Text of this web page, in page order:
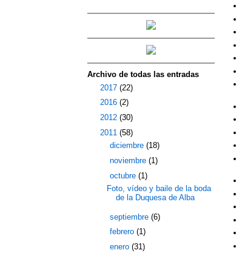
Archivo de todas las entradas
2017 (22)
2016 (2)
2012 (30)
2011 (58)
diciembre (18)
noviembre (1)
octubre (1)
Foto, vídeo y baile de la boda
de la Duquesa de Alba
septiembre (6)
febrero (1)
enero (31)